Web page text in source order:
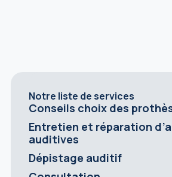
Notre liste de services
Conseils choix des
Entretien et réparation
auditives
Dépistage auditif